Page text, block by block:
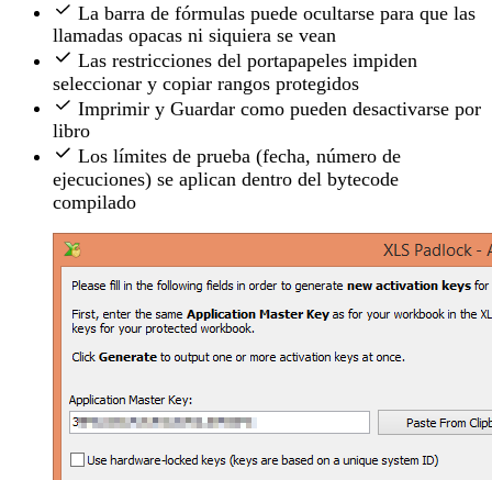
La barra de fórmulas puede ocultarse para que las
llamadas opacas ni siquiera se vean
Las restricciones del portapapeles impiden
seleccionar y copiar rangos protegidos
Imprimir y Guardar como pueden desactivarse por
libro
Los límites de prueba (fecha, número de
ejecuciones) se aplican dentro del bytecode
compilado